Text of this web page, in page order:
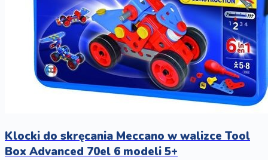
Klocki do skręcania Meccano w walizce Tool
Box Advanced 70el 6 modeli 5+